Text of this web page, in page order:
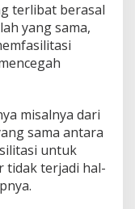
terlibat berasal
yang sama,
misalnya dari
sama antara
untuk
tidak terjadi hal-